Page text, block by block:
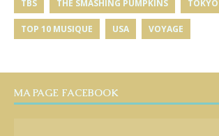
TBS THE SMASHING PUMPKINS TOKYO
TOP 10 MUSIQUE USA VOYAGE
MA PAGE FACEBOOK